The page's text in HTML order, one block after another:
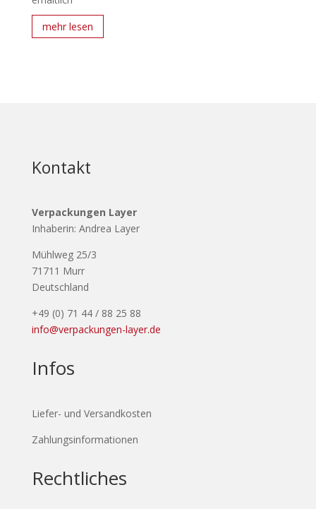
mehr lesen
Kontakt
Verpackungen Layer
Inhaberin: Andrea Layer
Mühlweg 25/3
71711 Murr
Deutschland
+49 (0) 71 44 / 88 25 88
info@verpackungen-layer.de
Infos
Liefer- und Versandkosten
Zahlungsinformationen
Rechtliches